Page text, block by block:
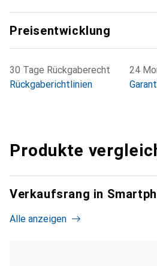
Preisentwicklung
30 Tage Rückgaberecht
Rückgaberichtlinien
24
Produkte
Verkaufsrang in
Alle anzeigen